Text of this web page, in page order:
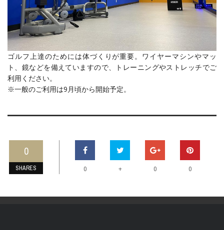
ゴルフ上達のためには体づくりが重要。ワイヤーマシンやマッ
ト、鏡などを備えていますので、トレーニングやストレッチでご
利用ください。
※一般のご利用は9月頃から開始予定。
0
SHARES 0 + 0 0